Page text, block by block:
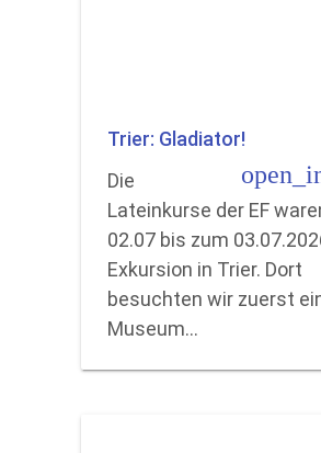
Trier: Gladiator!
Die
Lateinkurse der EF
02.07 bis zum
Exkursion in Trier. Dort
besuchten wir zuerst
Museum…